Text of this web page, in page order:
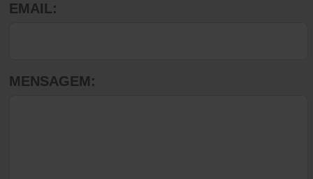
EMAIL:
MENSAGEM: